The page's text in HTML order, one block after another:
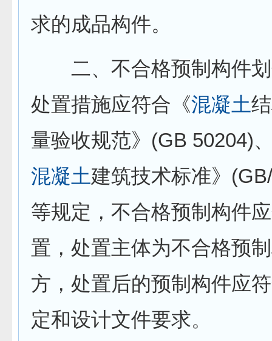
求的成品构件。
二、不合格预制构件划
处置措施应符合《混凝土
量验收规范》(GB 50204)
混凝土建筑技术标准》
等规定，不合格预制构件
置，处置主体为不合格预
方，处置后的预制构件应
定和设计文件要求。